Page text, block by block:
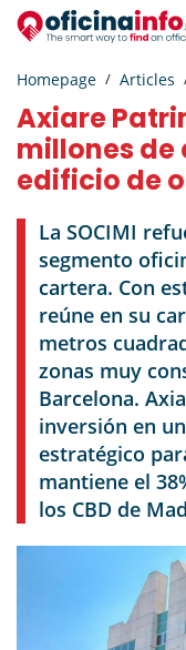
Homepage Articles
Axiare
millones de
edificio de
La SOCIMI
segmento
cartera. Con
reúne en su
metros
zonas muy
Barcelona.
inversión en
estratégico
mantiene el
los CBD de